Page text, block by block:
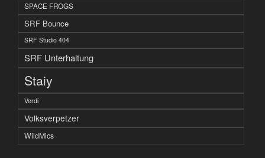
SPACE FROGS
SRF Bounce
SRF Studio 404
SRF Unterhaltung
Staiy
Verdi
Volksverpetzer
WildMics